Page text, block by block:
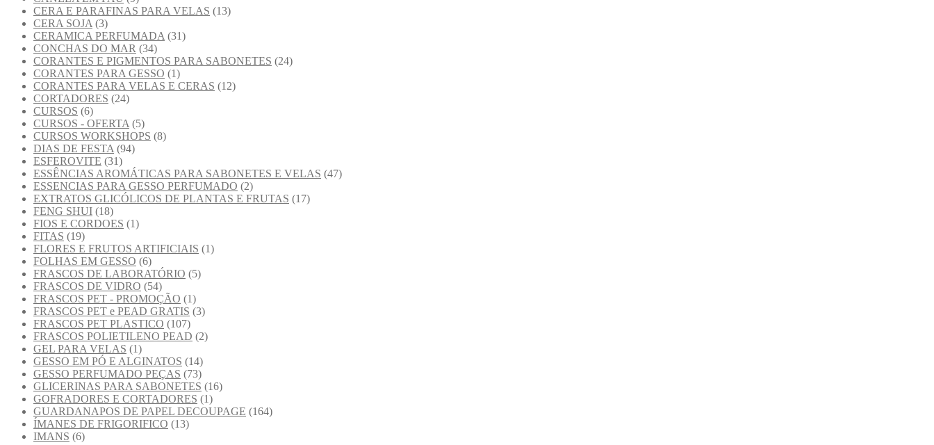
CERA E PARAFINAS PARA VELAS (13)
CERA SOJA (3)
CERAMICA PERFUMADA (31)
CONCHAS DO MAR (34)
CORANTES E PIGMENTOS PARA SABONETES (24)
CORANTES PARA GESSO (1)
CORANTES PARA VELAS E CERAS (12)
CORTADORES (24)
CURSOS (6)
CURSOS - OFERTA (5)
CURSOS WORKSHOPS (8)
DIAS DE FESTA (94)
ESFEROVITE (31)
ESSÊNCIAS AROMÁTICAS PARA SABONETES E VELAS (47)
ESSENCIAS PARA GESSO PERFUMADO (2)
EXTRATOS GLICÓLICOS DE PLANTAS E FRUTAS (17)
FENG SHUI (18)
FIOS E CORDOES (1)
FITAS (19)
FLORES E FRUTOS ARTIFICIAIS (1)
FOLHAS EM GESSO (6)
FRASCOS DE LABORATÓRIO (5)
FRASCOS DE VIDRO (54)
FRASCOS PET - PROMOÇÃO (1)
FRASCOS PET e PEAD GRATIS (3)
FRASCOS PET PLASTICO (107)
FRASCOS POLIETILENO PEAD (2)
GEL PARA VELAS (1)
GESSO EM PÓ E ALGINATOS (14)
GESSO PERFUMADO PEÇAS (73)
GLICERINAS PARA SABONETES (16)
GOFRADORES E CORTADORES (1)
GUARDANAPOS DE PAPEL DECOUPAGE (164)
ÍMANES DE FRIGORIFICO (13)
IMANS (6)